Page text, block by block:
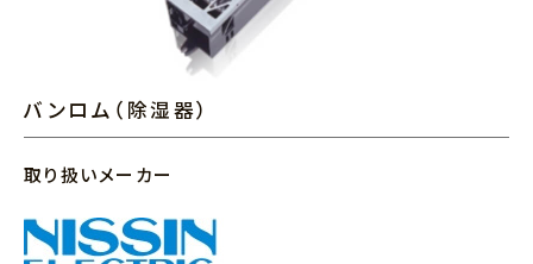
バンロム（除湿器）
取り扱いメーカー